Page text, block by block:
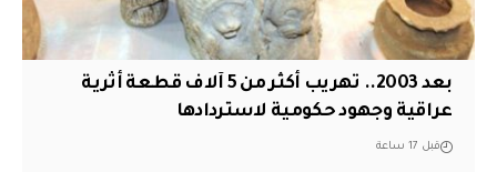
بعد 2003.. تهريب أكثر من 5 آلاف قطعة أثرية
عراقية وجهود حكومية لاستردادها
قبل 17 ساعة